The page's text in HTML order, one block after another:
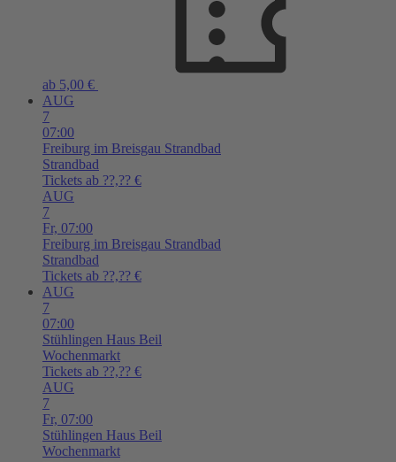
ab 5,00 €
AUG
7
07:00
Freiburg im Breisgau Strandbad
Strandbad
Tickets ab ??,?? €
AUG
7
Fr, 07:00
Freiburg im Breisgau Strandbad
Strandbad
Tickets ab ??,?? €
AUG
7
07:00
Stühlingen Haus Beil
Wochenmarkt
Tickets ab ??,?? €
AUG
7
Fr, 07:00
Stühlingen Haus Beil
Wochenmarkt